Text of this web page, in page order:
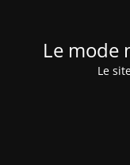
Le mode
Le